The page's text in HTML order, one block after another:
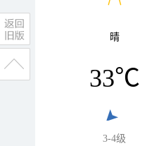
晴
33℃
3-4级